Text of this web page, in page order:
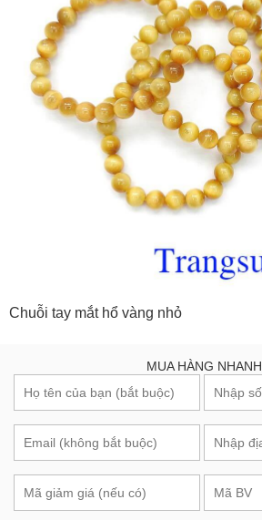
Chuỗi tay mắt hổ vàng nhỏ
MUA HÀNG NHANH